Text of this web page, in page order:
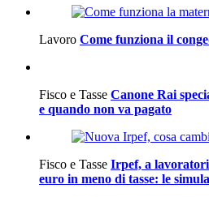
Lavoro Come funziona il
Fisco e Tasse Canone Rai
e quando non va pagato
Fisco e Tasse Irpef, a lavoratori
euro in meno di tasse: le